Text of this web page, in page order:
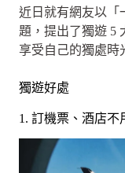
近日就有網友以「
題，提出了獨遊 5
享受自己的獨處時
獨遊好處
1. 訂機票、酒店不